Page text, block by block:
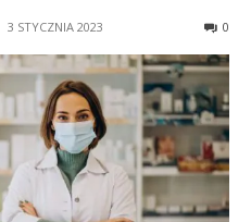
3 STYCZNIA 2023 0